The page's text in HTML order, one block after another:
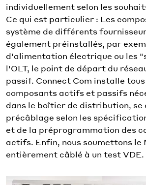
individuellement selon les
Ce qui est particulier : Les
système de différents
également préinstallés, par
d'alimentation électrique ou les
l'OLT, le point de départ du
passif. Connect Com installe
composants actifs et passifs
dans le boîtier de distribution, se
précâblage selon les
et de la préprogrammation des
actifs. Enfin, nous soumettons le
entièrement câblé à un test VDE.